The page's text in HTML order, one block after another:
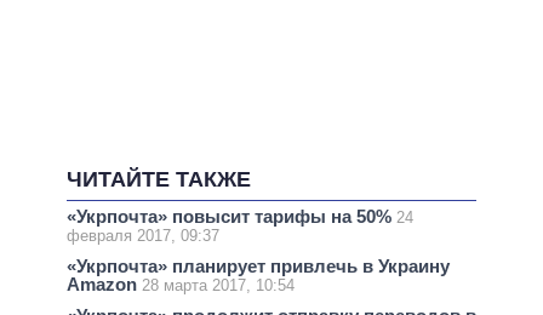
ЧИТАЙТЕ ТАКЖЕ
«Укрпочта» повысит тарифы на 50% 24
февраля 2017, 09:37
«Укрпочта» планирует привлечь в Украину
Amazon 28 марта 2017, 10:54